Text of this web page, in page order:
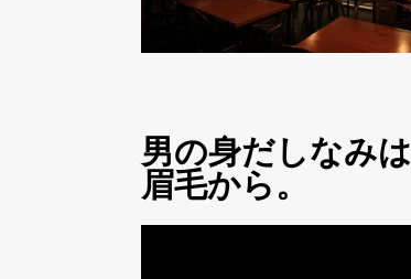
男の身だしなみは
眉毛から。